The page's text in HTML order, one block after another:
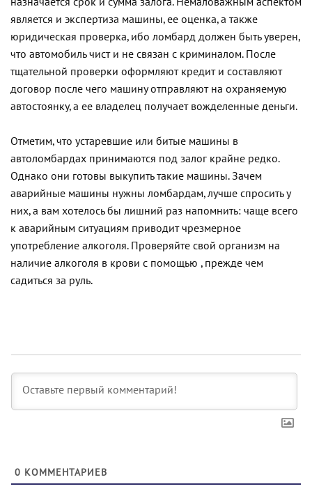
является и экспертиза машины, ее оценка, а также
юридическая проверка, ибо ломбард должен быть уверен,
что автомобиль чист и не связан с криминалом. После
тщательной проверки оформляют кредит и составляют
договор после чего машину отправляют на охраняемую
автостоянку, а ее владелец получает вожделенные деньги.
Отметим, что устаревшие или битые машины в
автоломбардах принимаются под залог крайне редко.
Однако они готовы выкупить такие машины. Зачем
аварийные машины нужны ломбардам, лучше спросить у
них, а вам хотелось бы лишний раз напомнить: чаще всего
к аварийным ситуациям приводит чрезмерное
употребление алкоголя. Проверяйте свой организм на
наличие алкоголя в крови с помощью , прежде чем
садиться за руль.
0 КОММЕНТАРИЕВ